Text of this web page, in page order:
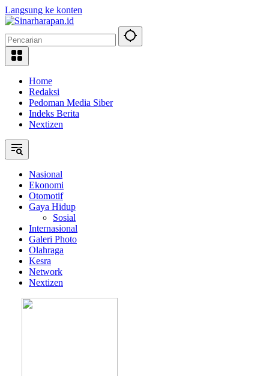
Langsung ke konten
Home
Redaksi
Pedoman Media Siber
Indeks Berita
Nextizen
Nasional
Ekonomi
Otomotif
Gaya Hidup
Sosial
Internasional
Galeri Photo
Olahraga
Kesra
Network
Nextizen